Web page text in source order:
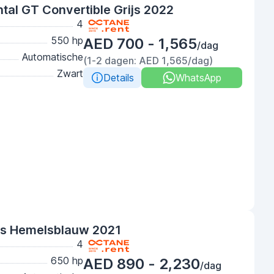
GT Convertible Grijs 2022
4
550 hp
Automatische
Zwart
AED 700 - 1,565/dag
(1-2 dagen: AED 1,565/dag)
Details
WhatsApp
Hemelsblauw 2021
4
650 hpAED 890 - 2,230/dag